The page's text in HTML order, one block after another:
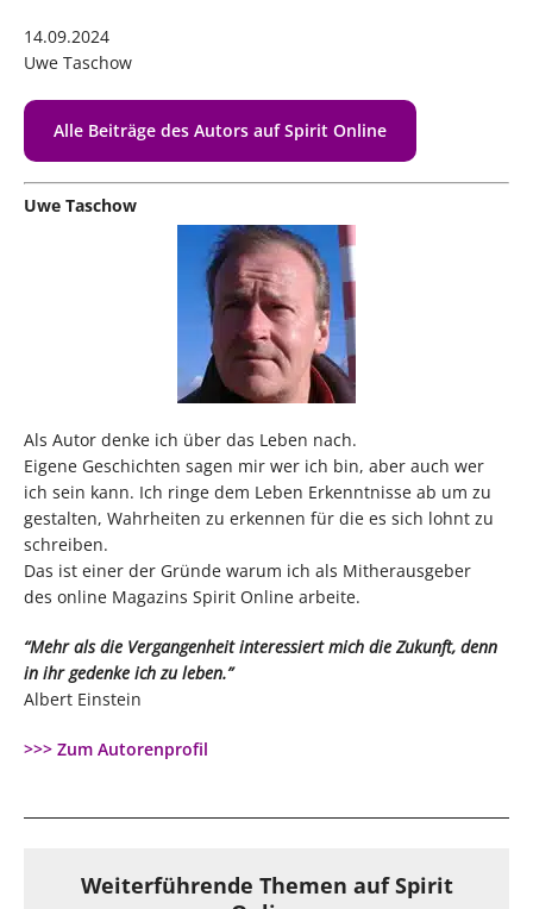
14.09.2024
Uwe Taschow
Alle Beiträge des Autors auf Spirit Online
Uwe Taschow
Als Autor denke ich über das Leben nach.
Eigene Geschichten sagen mir wer ich bin, aber auch wer
ich sein kann. Ich ringe dem Leben Erkenntnisse ab um zu
gestalten, Wahrheiten zu erkennen für die es sich lohnt zu
schreiben.
Das ist einer der Gründe warum ich als Mitherausgeber
des online Magazins Spirit Online arbeite.
“Mehr als die Vergangenheit interessiert mich die Zukunft, denn
in ihr gedenke ich zu leben.”
Albert Einstein
>>> Zum Autorenprofil
Weiterführende Themen auf Spirit